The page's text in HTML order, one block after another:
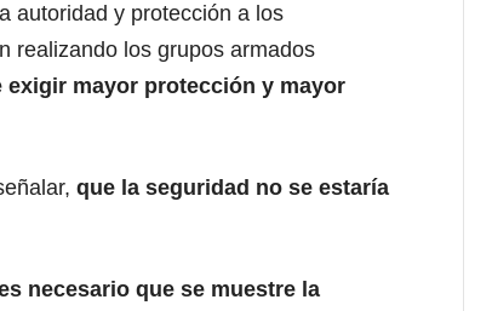
autoridad y protección a los
realizando los grupos armados
mayor protección y mayor
que la seguridad no se estaría
necesario que se muestre la